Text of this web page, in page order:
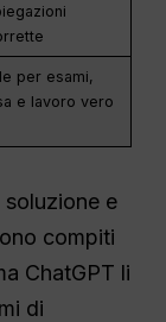
per esami,
e lavoro vero
soluzione e
compiti
ChatGPT li
di